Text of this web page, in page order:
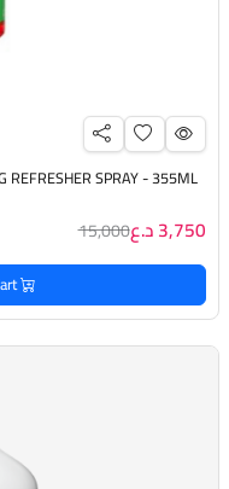
3,750 د.ع 15,000
productList.addToCart